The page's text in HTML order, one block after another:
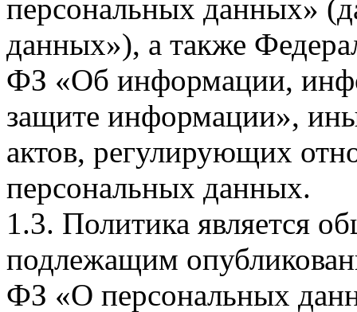
персональных данных»
данных»), а также
ФЗ «Об информации,
защите информации»,
актов, регулирующих
персональных данных.
1.3. Политика является
подлежащим
ФЗ «О персональных